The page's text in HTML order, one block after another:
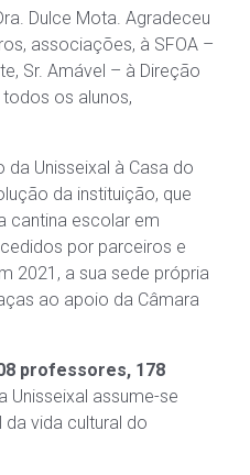
Dulce Mota. Agradeceu
associações, à SFOA –
Sr. Amável – à Direção
os alunos,
Unisseixal à Casa do
da instituição, que
cantina escolar em
por parceiros e
2021, a sua sede própria
ao apoio da Câmara
professores, 178
Unisseixal assume-se
vida cultural do